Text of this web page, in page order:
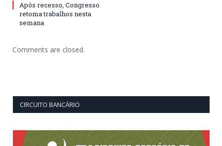
Após recesso, Congresso
retoma trabalhos nesta
semana
Comments are closed.
CIRCUITO BANCÁRIO